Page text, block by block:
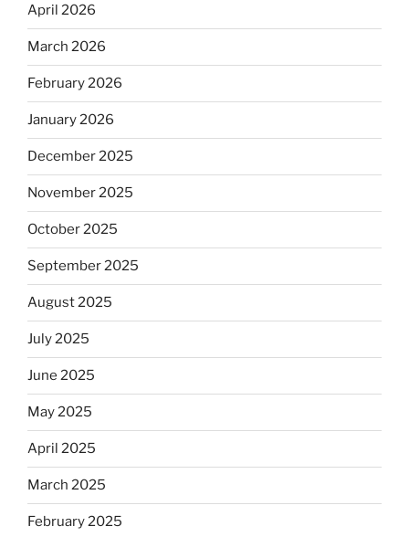
April 2026
March 2026
February 2026
January 2026
December 2025
November 2025
October 2025
September 2025
August 2025
July 2025
June 2025
May 2025
April 2025
March 2025
February 2025